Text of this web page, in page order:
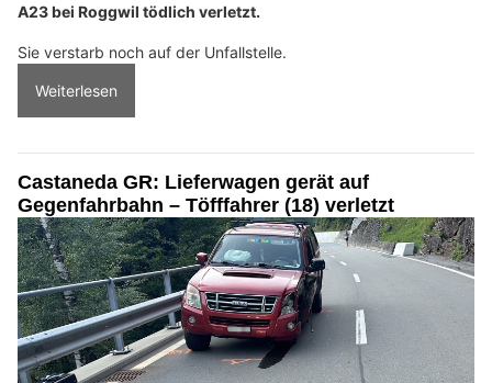
A23 bei Roggwil tödlich verletzt.
Sie verstarb noch auf der Unfallstelle.
Weiterlesen
Castaneda GR: Lieferwagen gerät auf
Gegenfahrbahn – Töfffahrer (18) verletzt